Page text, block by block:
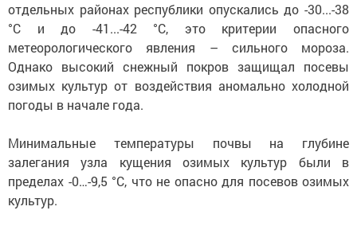
отдельных районах республики опускались до -30...-38
°С и до -41...-42 °С, это критерии опасного
метеорологического явления – сильного мороза.
Однако высокий снежный покров защищал посевы
озимых культур от воздействия аномально холодной
погоды в начале года.
Минимальные температуры почвы на глубине
залегания узла кущения озимых культур были в
пределах -0…-9,5 °С, что не опасно для посевов озимых
культур.